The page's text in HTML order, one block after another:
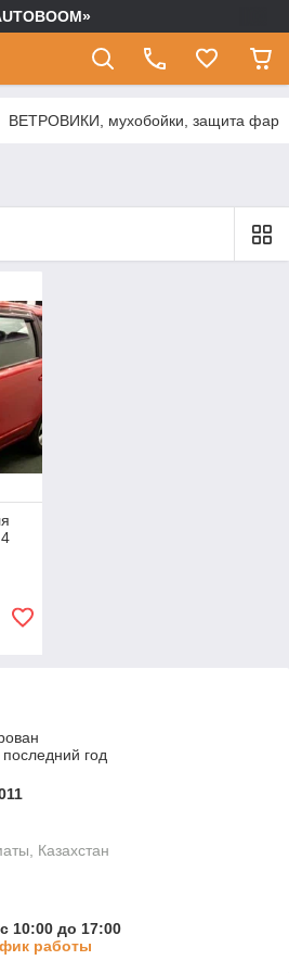
ВЕТРОВИКИ, мухобойки, защита фар
год
Казахстан
10:00 до 17:00
работы